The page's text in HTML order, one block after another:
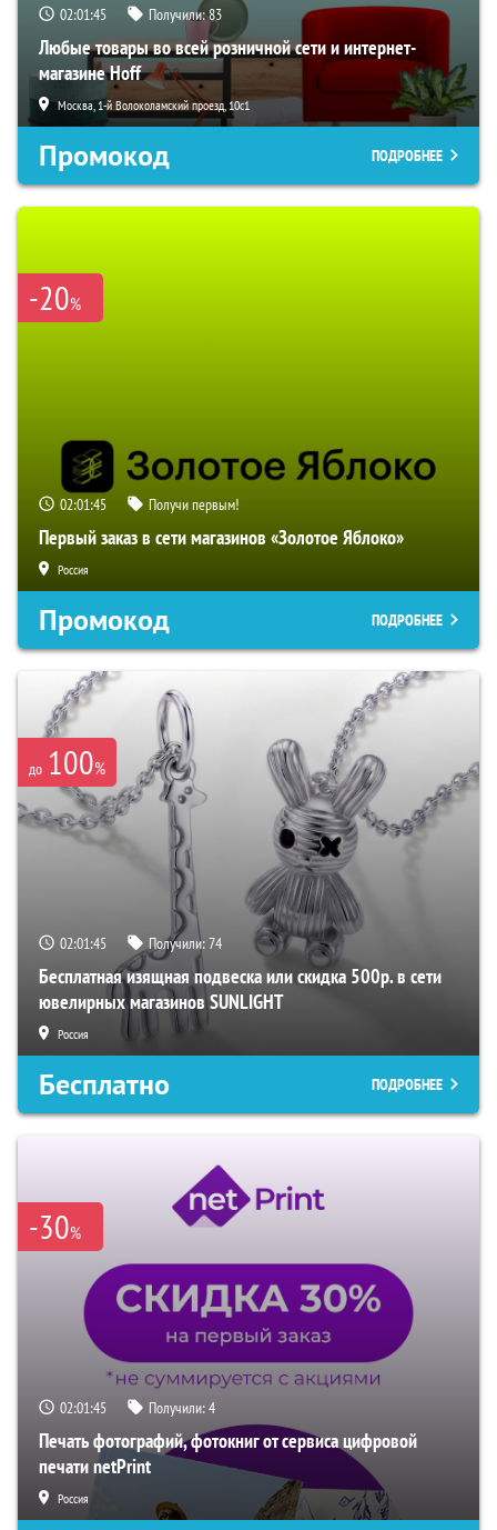
02:01:44 Получили:83
Любые товары во всей розничной сети и интернет-
магазине Hoff
Москва, 1-й Волоколамский проезд, 10с1
Промокод ПОДРОБНЕЕ
-20%
02:01:44 Получи первым!
Первый заказ в сети магазинов «Золотое Яблоко»
Россия
Промокод ПОДРОБНЕЕ
до 100%
02:01:44 Получили:74
Бесплатная изящная подвеска или скидка 500р. в сети
ювелирных магазинов SUNLIGHT
Россия
Бесплатно ПОДРОБНЕЕ
-30%
02:01:44 Получили:4
Печать фотографий, фотокниг от сервиса цифровой
печати netPrint
Россия